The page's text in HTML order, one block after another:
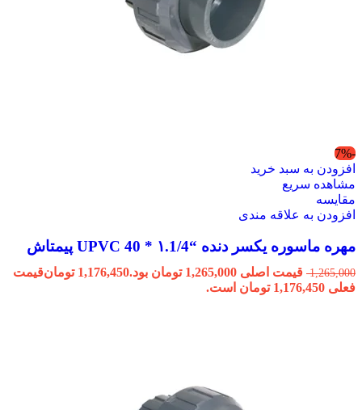
-7%
افزودن به سبد خرید
مشاهده سریع
مقایسه
افزودن به علاقه مندی
مهره ماسوره یکسر دنده “۱.1/4 * 40 UPVC پیمتاش
1,265,000 قیمت اصلی 1,265,000 تومان بود. 1,176,450 تومانقیمت
فعلی 1,176,450 تومان است.